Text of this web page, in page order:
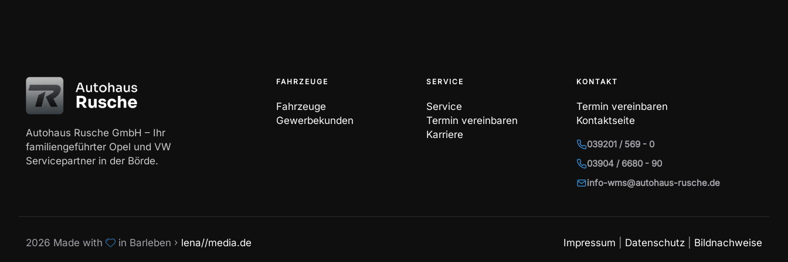
Autohaus Rusche GmbH – Ihr
familiengeführter Opel und VW
Servicepartner in der Börde.
FAHRZEUGE
Fahrzeuge
Gewerbekunden
SERVICE
Service
Termin vereinbaren
Karriere
KONTAKT
Termin vereinbaren
Kontaktseite
039201 / 569 - 0
03904 / 6680 - 90
info-wms@autohaus-rusche.de
2026 Made with in Barleben lena//media.de Impressum Datenschutz Bildnachweise